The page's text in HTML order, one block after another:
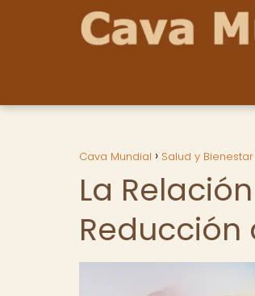
Cava Mundial Salud y Bienestar
La
Reducción